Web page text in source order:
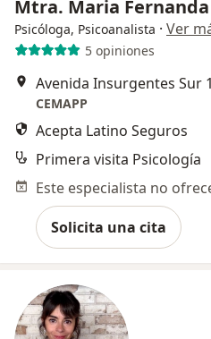
Mtra. Maria Fernanda
Psicóloga, Psicoanalista · Ver
5 opiniones
CEMAPP
Acepta Latino Seguros
Primera visita Psicología
Solicita una cita